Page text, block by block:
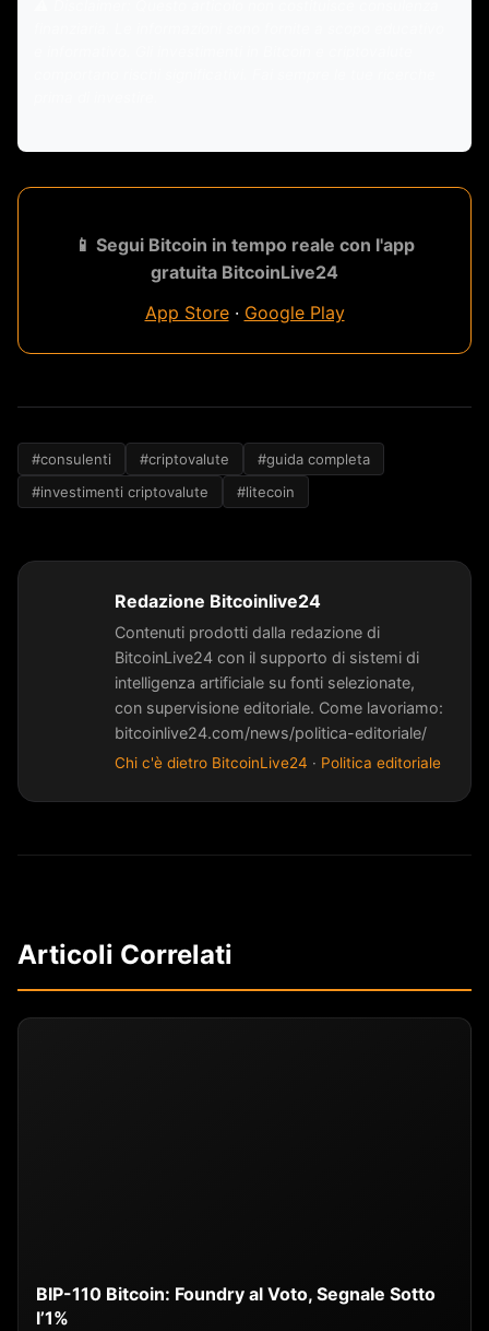
📱 Segui Bitcoin in tempo reale con l'app
gratuita BitcoinLive24
App Store· Google Play
#consulenti #criptovalute
#guida completa
#investimenti criptovalute
#litecoin
Redazione Bitcoinlive24
Contenuti prodotti dalla redazione di
BitcoinLive24 con il supporto di sistemi di
intelligenza artificiale su fonti selezionate,
con supervisione editoriale. Come lavoriamo:
bitcoinlive24.com/news/politica-editoriale/
Chi c'è dietro BitcoinLive24 · Politica editoriale
Articoli Correlati
BIP-110 Bitcoin: Foundry al Voto, Segnale Sotto
l’1%